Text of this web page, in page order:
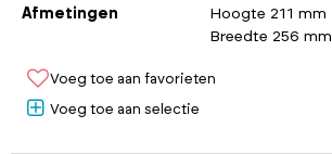
Afmetingen
Hoogte 211 mm
Breedte 256 mm
Voeg toe aan favorieten
Voeg toe aan selectie